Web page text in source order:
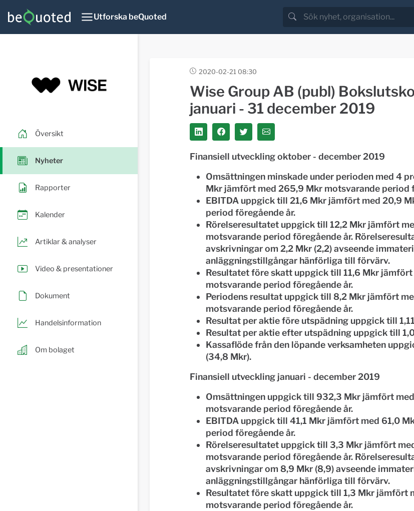
Utforska beQuoted
Översikt
Nyheter
Rapporter
Kalender
Artiklar & analyser
Video & presentationer
Dokument
Handelsinformation
Om bolaget
2020-02-21 08:30
Wise Group AB (publ)
januari - 31 december 2019
Finansiell utveckling oktober - december 2019
Omsättningen minskade under perioden med 4
Mkr jämfört med 265,9 Mkr motsvarande period
EBITDA uppgick till 21,6 Mkr jämfört med 20,9
period föregående år.
Rörelseresultatet uppgick till 12,2 Mkr jämfört
motsvarande period föregående år.
avskrivningar om 2,2 Mkr (2,2) avseende
anläggningstillgångar hänförliga till förvärv.
Resultatet före skatt uppgick till 11,6 Mkr jämfört
motsvarande period föregående år.
Periodens resultat uppgick till 8,2 Mkr jämfört
motsvarande period föregående år.
Resultat per aktie före utspädning uppgick till
Resultat per aktie efter utspädning uppgick till
Kassaflöde från den löpande verksamheten
(34,8 Mkr).
Finansiell utveckling januari - december 2019
Omsättningen uppgick till 932,3 Mkr jämfört
motsvarande period föregående år.
EBITDA uppgick till 41,1 Mkr jämfört med 61,0
period föregående år.
Rörelseresultatet uppgick till 3,3 Mkr jämfört
motsvarande period föregående år.
avskrivningar om 8,9 Mkr (8,9) avseende
anläggningstillgångar hänförliga till förvärv.
Resultatet före skatt uppgick till 1,3 Mkr jämfört
motsvarande period föregående år.